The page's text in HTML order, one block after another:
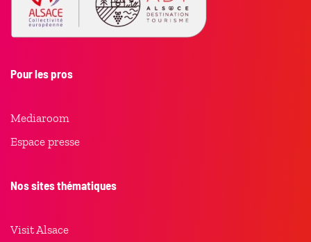
Pour les pros
Mediaroom
Espace presse
Nos sites thématiques
Visit Alsace